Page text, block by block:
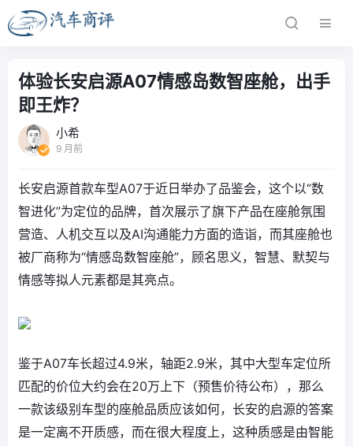
体验长安启源A07情感岛数智座舱，出手
即王炸？
小希
9 月前
长安启源首款车型A07于近日举办了品鉴会，这个以“数
智进化”为定位的品牌，首次展示了旗下产品在座舱氛围
营造、人机交互以及AI沟通能力方面的造诣，而其座舱也
被厂商称为“情感岛数智座舱”，顾名思义，智慧、默契与
情感等拟人元素都是其亮点。
鉴于A07车长超过4.9米，轴距2.9米，其中大型车定位所
匹配的价位大约会在20万上下（预售价待公布），那么
一款该级别车型的座舱品质应该如何，长安的启源的答案
是一定离不开质感，而在很大程度上，这种质感是由智能